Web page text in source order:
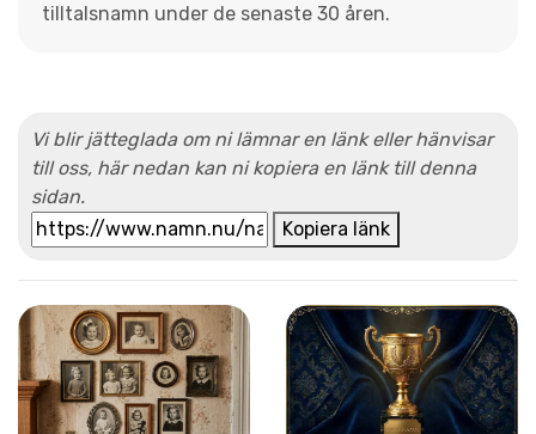
tilltalsnamn under de senaste 30 åren.
Vi blir jätteglada om ni lämnar en länk eller hänvisar
till oss, här nedan kan ni kopiera en länk till denna
sidan.
Kopiera länk